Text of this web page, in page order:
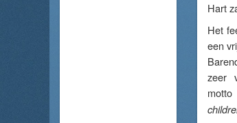
Hart
Het
een
zeer